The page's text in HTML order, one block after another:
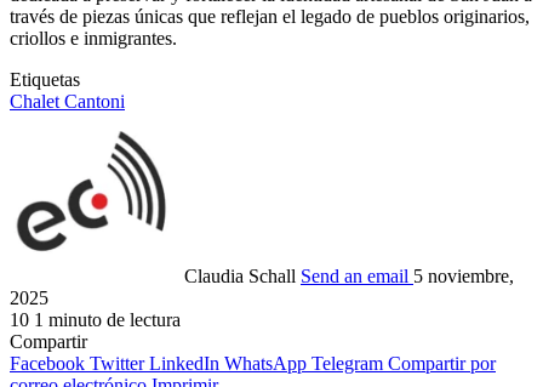
través de piezas únicas que reflejan el legado de pueblos originarios,
criollos e inmigrantes.
Etiquetas
Chalet Cantoni
Claudia Schall Send an email 5 noviembre,
2025
10 1 minuto de lectura
Compartir
Facebook Twitter LinkedIn WhatsApp Telegram Compartir por